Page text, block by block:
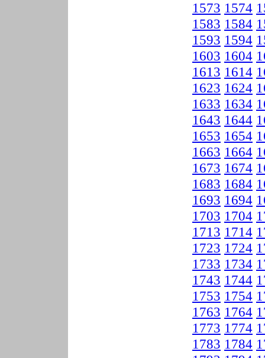
1573 1574
1583 1584
1593 1594
1603 1604
1613 1614
1623 1624
1633 1634
1643 1644
1653 1654
1663 1664
1673 1674
1683 1684
1693 1694
1703 1704
1713 1714
1723 1724
1733 1734
1743 1744
1753 1754
1763 1764
1773 1774
1783 1784